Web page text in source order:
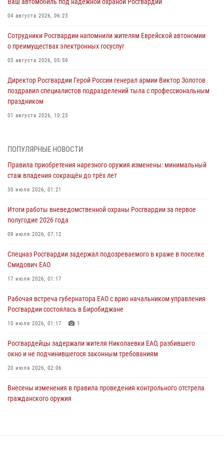
04 августа 2026, 06:23
Сотрудники Росгвардии напомнили жителям Еврейской автономии
о преимуществах электронных госуслуг
03 августа 2026, 05:59
Директор Росгвардии Герой России генерал армии Виктор Золотов
поздравил специалистов подразделений тыла с профессиональным
праздником
01 августа 2026, 10:23
Российской Федерации
В Росгвардии вспоминают российских воинов, погибших в Первой
мировой войне 1914-1918 годов
Внесены изменения в правила проведения контрольного отстрела
гражданского оружия
Правила приобретения нарезного оружия изменены: минимальный
стаж владения сокращён до трёх лет
ПОПУЛЯРНЫЕ НОВОСТИ
Правила приобретения нарезного оружия изменены: минимальный
стаж владения сокращён до трёх лет
30 июля 2026, 01:21
Итоги работы вневедомственной охраны Росгвардии за первое
полугодие 2026 года
09 июля 2026, 07:12
Спецназ Росгвардии задержал подозреваемого в краже в поселке
Смидович ЕАО
17 июля 2026, 01:17
Рабочая встреча губернатора ЕАО с врио начальником управления
Росгвардии состоялась в Биробиджане
10 июля 2026, 01:17 1
Росгвардейцы задержали жителя Николаевки ЕАО, разбившего
окно и не подчинившегося законным требованиям
20 июля 2026, 02:06
Внесены изменения в правила проведения контрольного отстрела
гражданского оружия